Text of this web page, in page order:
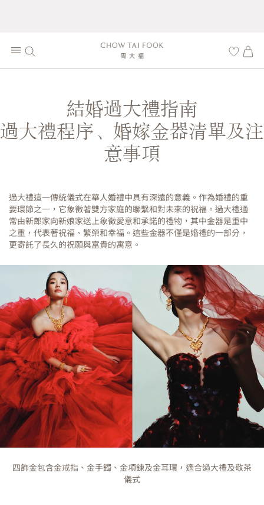
結婚過大禮指南
過大禮程序、婚嫁金器清單及注
意事項
過大禮這一傳統儀式在華人婚禮中具有深遠的意義。作為婚禮的重
要環節之一，它象徵著雙方家庭的聯繫和對未來的祝福。過大禮通
常由新郎家向新娘家送上象徵愛意和承諾的禮物，其中金器是重中
之重，代表著祝福、繁榮和幸福。這些金器不僅是婚禮的一部分，
更寄託了長久的祝願與富貴的寓意。
四飾金包含金戒指、金手鐲、金項鍊及金耳環，適合過大禮及敬茶
儀式